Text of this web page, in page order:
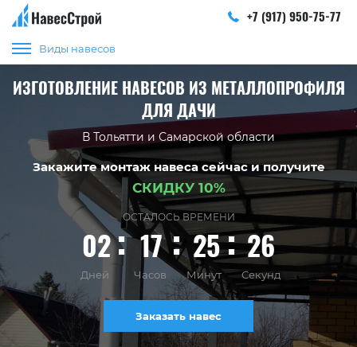
+7 (917) 950-75-77
Виды навесов
ИЗГОТОВЛЕНИЕ НАВЕСОВ ИЗ МЕТАЛЛОПРОФИЛЯ
ДЛЯ ДАЧИ
В Тольятти и Самарской области
Закажите монтаж навеса сейчас и получите
СКИДКУ 10%
ОСТАЛОСЬ ВРЕМЕНИ
02 17 25 25
Дней Часов Минут Секунд
Заказать навес